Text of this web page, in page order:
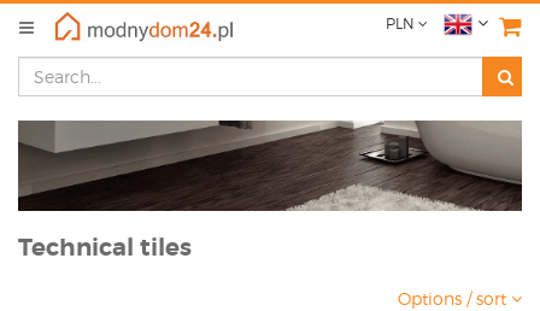
PLN
Technical tiles
Options / sort